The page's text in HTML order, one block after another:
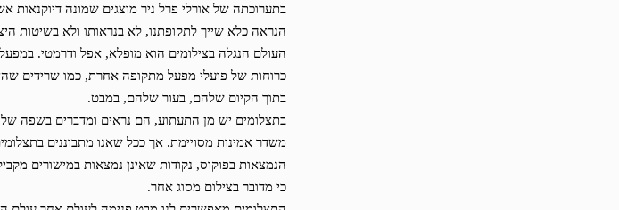
בתערוכתה של אורלי פרל ניר מוצגים שמונה
הנראה כלא שייך לתקופתנו, לא בנראותו ולא בשיטות
העולם הנגלה בצילומים הוא מופלא, אפל ודרמטי.
כרוחות של פועלי מפעל מתקופה אחרת, כמו שרידים
בתוך הקיום שלהם, בעור שלהם, במבט.
בתצלומים יש מן התעתוע, הם נראים ומדברים בשפה של
משדר אמינות מסויימת. אך ככל שאנו מתבוננים
הנמצאות בפוקוס, נקודות שאינן נמצאות במישורים
כי מדובר בצילום מסוג אחר.